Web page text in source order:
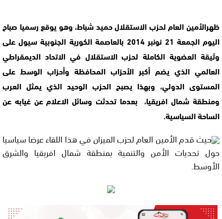
ظهرالأمين العام لحزب الاستقلال حميد شباط، وهو يوقع رسميا صباح
اليوم الجمعة 21 نونبر 2014 بالعاصمة الكورية الجنوبية سيول على
وثيقة العضوية الكاملة لحزب الاستقلال في الاتحاد الديمقراطي
العالمي الذي يضم أكبر الأحزاب المحافظة وأحزاب الوسط على
المستوى الدولي، وبهذا يصبح الحزب الوحيد الذي يمثل العرب
ومنطقة شمال افريقيا، بعدما تحدثت وسائل الاعلام عن غيابه عن
الساحة السياسية.
حيث قدم الأمين العام لحزب الميزان في هذا اللقاء عرضا سياسيا
حول تحديات الأمن والتنمية بمنطقة شمال افريقيا والشرق
الأوسط.